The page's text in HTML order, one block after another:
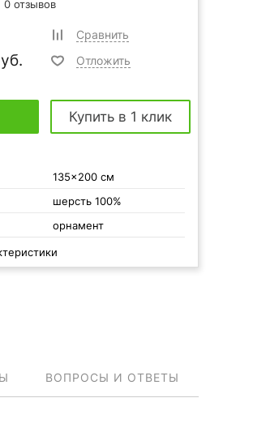
0 отзывов
Сравнить
Отложить
Купить в 1 клик
135x200 см
шерсть 100%
орнамент
ВОПРОСЫ И ОТВЕТЫ